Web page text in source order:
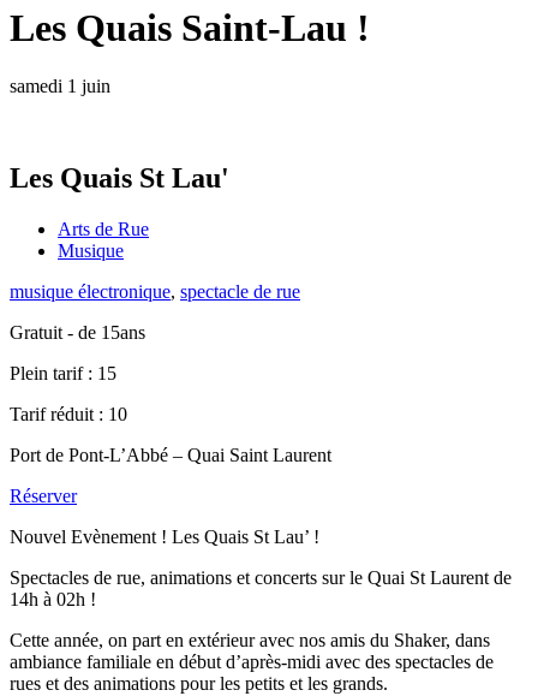
Les Quais Saint-Lau !
samedi 1 juin
Les Quais St Lau'
Arts de Rue
Musique
musique électronique, spectacle de rue
Gratuit - de 15ans
Plein tarif : 15
Tarif réduit : 10
Port de Pont-L’Abbé – Quai Saint Laurent
Réserver
Nouvel Evènement ! Les Quais St Lau’ !
Spectacles de rue, animations et concerts sur le Quai St Laurent de
14h à 02h !
Cette année, on part en extérieur avec nos amis du Shaker, dans
ambiance familiale en début d’après-midi avec des spectacles de
rues et des animations pour les petits et les grands.